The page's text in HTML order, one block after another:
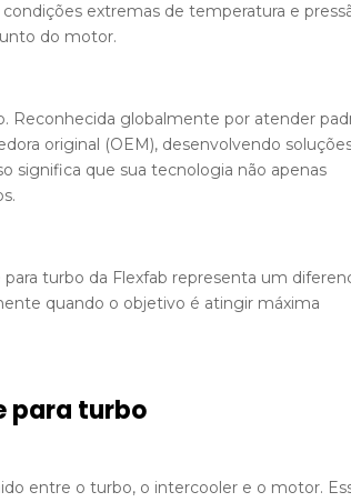
extremas de temperatura e
do motor.
Reconhecida globalmente por atender
original (OEM), desenvolvendo
significa que sua tecnologia não apenas
turbo da Flexfab representa um
quando o objetivo é atingir máxima
para turbo
entre o turbo, o intercooler e o motor.